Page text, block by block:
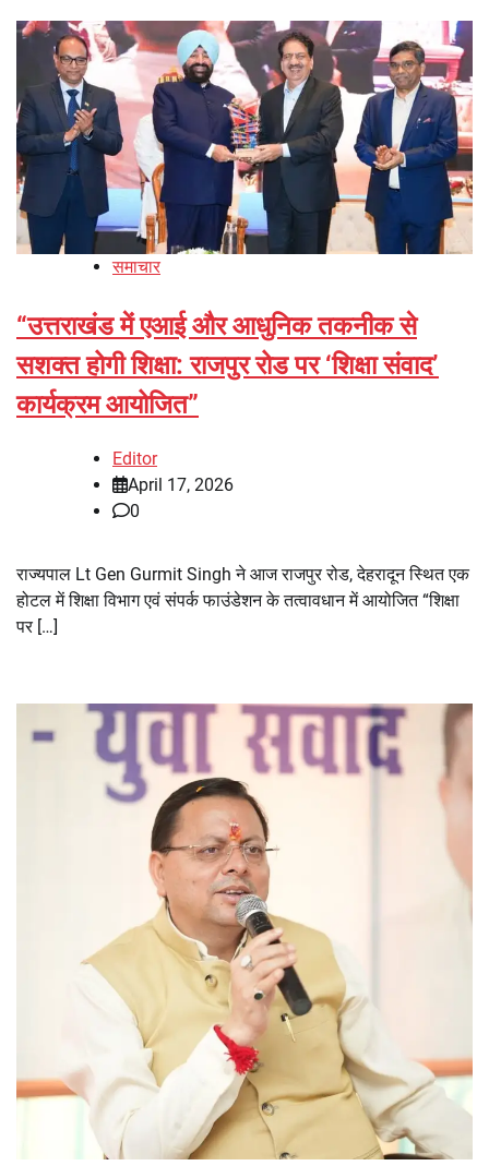
समाचार
“उत्तराखंड में एआई और आधुनिक तकनीक से
सशक्त होगी शिक्षा: राजपुर रोड पर ‘शिक्षा संवाद’
कार्यक्रम आयोजित”
Editor
April 17, 2026
0
राज्यपाल Lt Gen Gurmit Singh ने आज राजपुर रोड, देहरादून स्थित एक
होटल में शिक्षा विभाग एवं संपर्क फाउंडेशन के तत्वावधान में आयोजित “शिक्षा
पर […]